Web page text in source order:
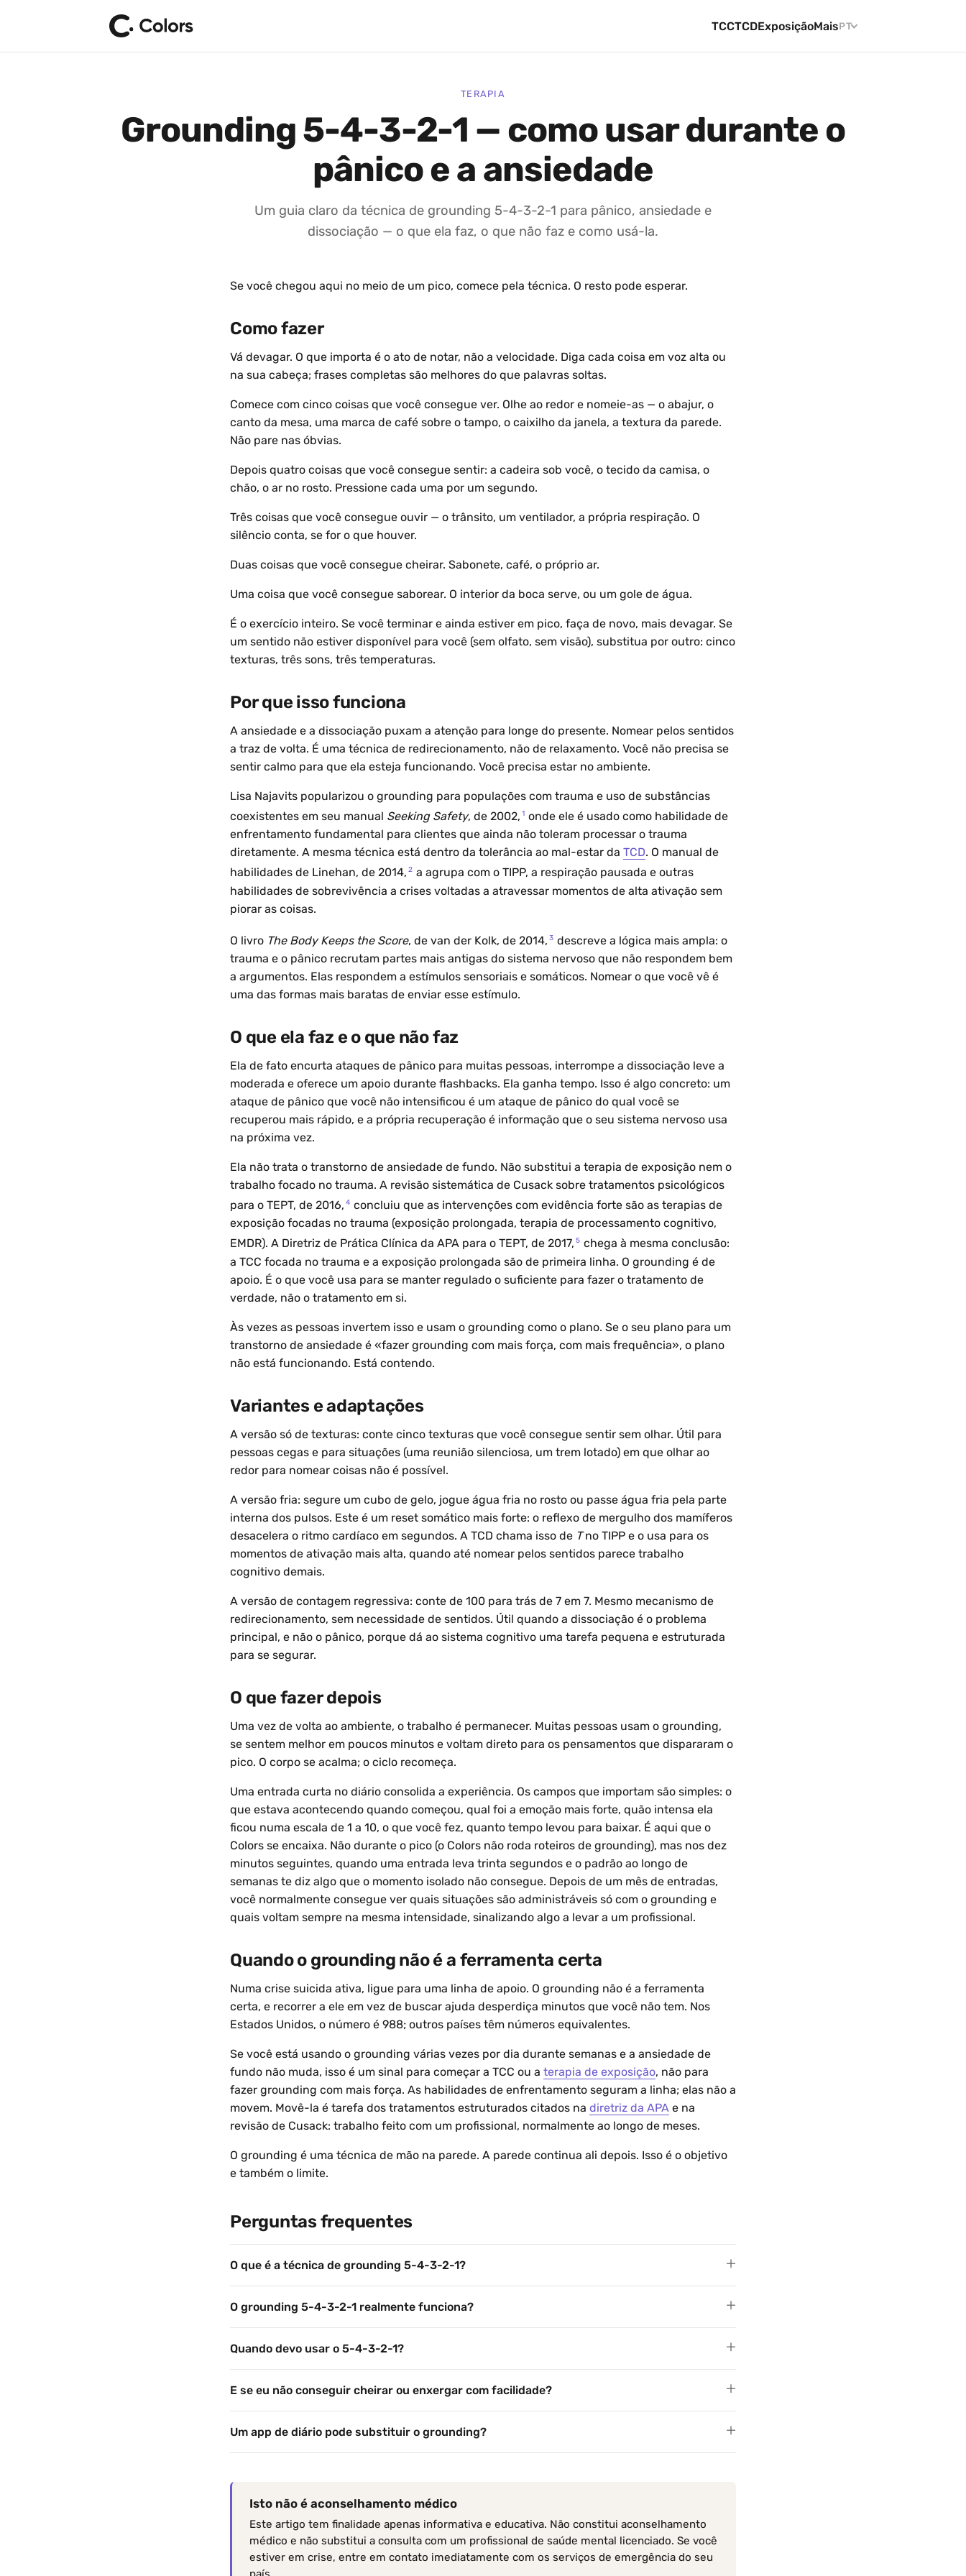
TCCTCDExposiçãoMaisPT
TERAPIA
Grounding 5-4-3-2-1 — como usar durante o
pânico e a ansiedade
Um guia claro da técnica de grounding 5-4-3-2-1 para pânico, ansiedade e
dissociação — o que ela faz, o que não faz e como usá-la.
Se você chegou aqui no meio de um pico, comece pela técnica. O resto pode esperar.
Como fazer
Vá devagar. O que importa é o ato de notar, não a velocidade. Diga cada coisa em voz alta ou
na sua cabeça; frases completas são melhores do que palavras soltas.
Comece com cinco coisas que você consegue ver. Olhe ao redor e nomeie-as — o abajur, o
canto da mesa, uma marca de café sobre o tampo, o caixilho da janela, a textura da parede.
Não pare nas óbvias.
Depois quatro coisas que você consegue sentir: a cadeira sob você, o tecido da camisa, o
chão, o ar no rosto. Pressione cada uma por um segundo.
Três coisas que você consegue ouvir — o trânsito, um ventilador, a própria respiração. O
silêncio conta, se for o que houver.
Duas coisas que você consegue cheirar. Sabonete, café, o próprio ar.
Uma coisa que você consegue saborear. O interior da boca serve, ou um gole de água.
É o exercício inteiro. Se você terminar e ainda estiver em pico, faça de novo, mais devagar. Se
um sentido não estiver disponível para você (sem olfato, sem visão), substitua por outro: cinco
texturas, três sons, três temperaturas.
Por que isso funciona
A ansiedade e a dissociação puxam a atenção para longe do presente. Nomear pelos sentidos
a traz de volta. É uma técnica de redirecionamento, não de relaxamento. Você não precisa se
sentir calmo para que ela esteja funcionando. Você precisa estar no ambiente.
Lisa Najavits popularizou o grounding para populações com trauma e uso de substâncias
coexistentes em seu manual Seeking Safety, de 2002, 1 onde ele é usado como habilidade de
enfrentamento fundamental para clientes que ainda não toleram processar o trauma
diretamente. A mesma técnica está dentro da tolerância ao mal-estar da TCD. O manual de
habilidades de Linehan, de 2014, 2 a agrupa com o TIPP, a respiração pausada e outras
habilidades de sobrevivência a crises voltadas a atravessar momentos de alta ativação sem
piorar as coisas.
O livro The Body Keeps the Score, de van der Kolk, de 2014, 3 descreve a lógica mais ampla: o
trauma e o pânico recrutam partes mais antigas do sistema nervoso que não respondem bem
a argumentos. Elas respondem a estímulos sensoriais e somáticos. Nomear o que você vê é
uma das formas mais baratas de enviar esse estímulo.
O que ela faz e o que não faz
Ela de fato encurta ataques de pânico para muitas pessoas, interrompe a dissociação leve a
moderada e oferece um apoio durante flashbacks. Ela ganha tempo. Isso é algo concreto: um
ataque de pânico que você não intensificou é um ataque de pânico do qual você se
recuperou mais rápido, e a própria recuperação é informação que o seu sistema nervoso usa
na próxima vez.
Ela não trata o transtorno de ansiedade de fundo. Não substitui a terapia de exposição nem o
trabalho focado no trauma. A revisão sistemática de Cusack sobre tratamentos psicológicos
para o TEPT, de 2016, 4 concluiu que as intervenções com evidência forte são as terapias de
exposição focadas no trauma (exposição prolongada, terapia de processamento cognitivo,
EMDR). A Diretriz de Prática Clínica da APA para o TEPT, de 2017, 5 chega à mesma conclusão:
a TCC focada no trauma e a exposição prolongada são de primeira linha. O grounding é de
apoio. É o que você usa para se manter regulado o suficiente para fazer o tratamento de
verdade, não o tratamento em si.
Às vezes as pessoas invertem isso e usam o grounding como o plano. Se o seu plano para um
transtorno de ansiedade é «fazer grounding com mais força, com mais frequência», o plano
não está funcionando. Está contendo.
Variantes e adaptações
A versão só de texturas: conte cinco texturas que você consegue sentir sem olhar. Útil para
pessoas cegas e para situações (uma reunião silenciosa, um trem lotado) em que olhar ao
redor para nomear coisas não é possível.
A versão fria: segure um cubo de gelo, jogue água fria no rosto ou passe água fria pela parte
interna dos pulsos. Este é um reset somático mais forte: o reflexo de mergulho dos mamíferos
desacelera o ritmo cardíaco em segundos. A TCD chama isso de Tno TIPP e o usa para os
momentos de ativação mais alta, quando até nomear pelos sentidos parece trabalho
cognitivo demais.
A versão de contagem regressiva: conte de 100 para trás de 7 em 7. Mesmo mecanismo de
redirecionamento, sem necessidade de sentidos. Útil quando a dissociação é o problema
principal, e não o pânico, porque dá ao sistema cognitivo uma tarefa pequena e estruturada
para se segurar.
O que fazer depois
Uma vez de volta ao ambiente, o trabalho é permanecer. Muitas pessoas usam o grounding,
se sentem melhor em poucos minutos e voltam direto para os pensamentos que dispararam o
pico. O corpo se acalma; o ciclo recomeça.
Uma entrada curta no diário consolida a experiência. Os campos que importam são simples: o
que estava acontecendo quando começou, qual foi a emoção mais forte, quão intensa ela
ficou numa escala de 1 a 10, o que você fez, quanto tempo levou para baixar. É aqui que o
Colors se encaixa. Não durante o pico (o Colors não roda roteiros de grounding), mas nos dez
minutos seguintes, quando uma entrada leva trinta segundos e o padrão ao longo de
semanas te diz algo que o momento isolado não consegue. Depois de um mês de entradas,
você normalmente consegue ver quais situações são administráveis só com o grounding e
quais voltam sempre na mesma intensidade, sinalizando algo a levar a um profissional.
Quando o grounding não é a ferramenta certa
Numa crise suicida ativa, ligue para uma linha de apoio. O grounding não é a ferramenta
certa, e recorrer a ele em vez de buscar ajuda desperdiça minutos que você não tem. Nos
Estados Unidos, o número é 988; outros países têm números equivalentes.
Se você está usando o grounding várias vezes por dia durante semanas e a ansiedade de
fundo não muda, isso é um sinal para começar a TCC ou a terapia de exposição, não para
fazer grounding com mais força. As habilidades de enfrentamento seguram a linha; elas não a
movem. Movê-la é tarefa dos tratamentos estruturados citados na diretriz da APA e na
revisão de Cusack: trabalho feito com um profissional, normalmente ao longo de meses.
O grounding é uma técnica de mão na parede. A parede continua ali depois. Isso é o objetivo
e também o limite.
Perguntas frequentes
O que é a técnica de grounding 5-4-3-2-1?
O grounding 5-4-3-2-1 realmente funciona?
Quando devo usar o 5-4-3-2-1?
E se eu não conseguir cheirar ou enxergar com facilidade?
Um app de diário pode substituir o grounding?
Isto não é aconselhamento médico
Este artigo tem finalidade apenas informativa e educativa. Não constitui aconselhamento
médico e não substitui a consulta com um profissional de saúde mental licenciado. Se você
estiver em crise, entre em contato imediatamente com os serviços de emergência do seu